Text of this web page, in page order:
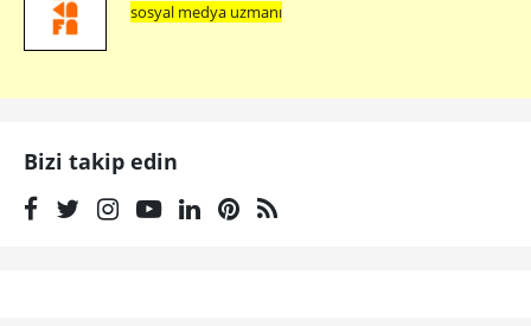
sosyal medya uzmanı
Bizi takip edin